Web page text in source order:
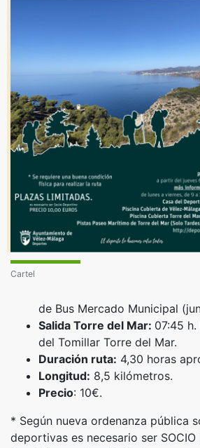
Cartel
de Bus Mercado Municipal
Salida Torre del Mar: 07:45
del Tomillar Torre del Mar.
Duración ruta: 4,30 horas
Longitud: 8,5 kilómetros.
Precio: 10€.
* Según nueva ordenanza pública
deportivas es necesario ser SOCIO